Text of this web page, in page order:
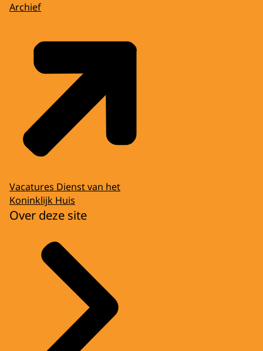
Archief
Vacatures Dienst van het
Koninklijk Huis
Over deze site